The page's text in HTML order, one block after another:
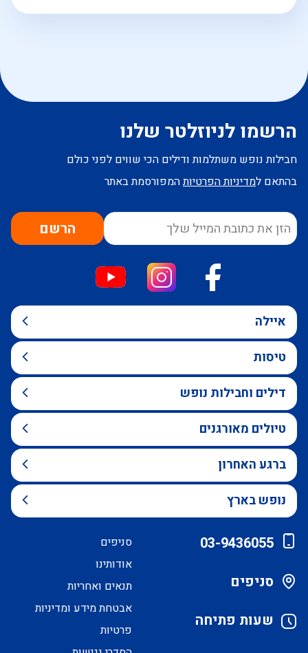
הרשמו לניוזלטר שלנו
חבילות נופש משתלמות ודילים הכי שווים לפני כולם
בהתאם למדיניות הפרטיותהמפורסמת באתר
הרשם
איילה
טיסות
דילים וחבילות נופש
טיולים מאורגנים
ברגע האחרון
נופש בארץ
03-9436055
סניפים
שעות פתיחה
סניפים
אודותינו
תנאים ואחריות
אבטחת מידע ומדיניות
פרטיות